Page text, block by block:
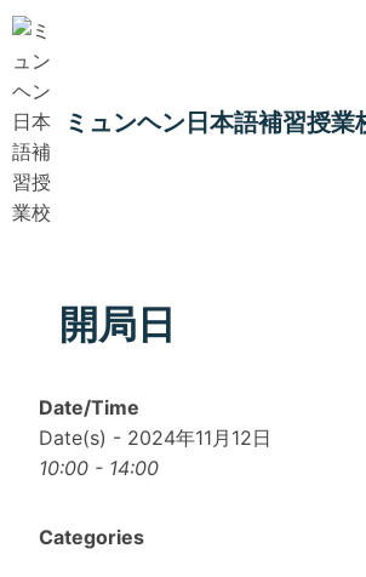
内
を
キ
ッ
プ
ミュンヘン​日本語補習授業
開局日
Date/Time
Date(s) - 2024年11月12日
10:00 - 14:00
Categories